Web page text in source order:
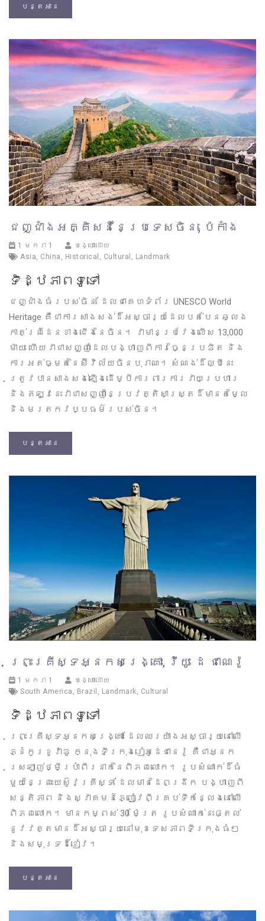
បន្តអាន
ជញ្ជាំងអគ្គិសនីនៃប្រទេសចិន, ប៉េកាំង
1 មករា 1
បង្ហោះដោយ
Asia, China , Historical , Cultural , Landmark
ទិដ្ឋភាពទូទៅ
ជញ្ជាំងធំរបស់ចិន ដែលជាគេហទំព័រ UNESCO World
Heritage គឺជាការសាងសង់ដ៏អស្ចារ្យដែលបត់បែនឆ្លង
កាត់ព្រំដែនខាងជើងនៃចិន។ វាមានប្រវែងលើស 13,000
ម៉ាយ ហើយវាជាសញ្ញាដែលបង្ហាញពីការច្នៃប្រឌិត និង
ការអត់ធ្មត់នៃស៊ីវិល័យចិនបុរាណ។ សំណង់ដ៏ល្បីនេះ
ត្រូវបានសាងសង់ឡើងដើម្បីការពារការវាយប្រហារ
និងឥឡូវនេះវាជាសញ្ញានៃប្រវត្តិសាស្ត្រដ៏មានតម្លៃ
និងមរតកវប្បធម៌របស់ចិន។
បន្តអាន
ព្រះគ្រីស្ទអ្នកសង្គ្រោះ, រ៉ីយូ ដេ ជាណេរ៉ូ
1 មករា 1
បង្ហោះដោយ
South America
Brazil Landmark Cultural
ទិដ្ឋភាពទូទៅ
ព្រះគ្រីស្ទអ្នកសង្គ្រោះ ដែលឈរយ៉ាងអស្ចារ្យនៅលើ
ភ្នំកូរខូវ៉ាឌូ ក្នុងទីក្រុងរៀអូដេជានេរ៉ូ គឺជាអ្នក
ស្រឡាញ់ថ្មីប្រាំពីរនាក់នៃពិភពលោក។ រូបសំណាក់ដ៏ធំ
មួយនៃព្រះយេស៊ូវគ្រីស្ទ ដែលមានដៃពង្រីក បង្ហាញពី
សន្តិភាព និងស្វាគមន៍ភ្ញៀវពីគ្រប់ទីកន្លែងនៅលើ
ពិភពលោក។ មានកម្ពស់ 30 ម៉ែត្រ រូបសំណាក់នេះផ្តល់
នូវវត្តមានដ៏អស្ចារ្យនៅមុខទេសភាពទីក្រុងធំៗ
និងសមុទ្រដ៏ខៀវ។
បន្តអាន